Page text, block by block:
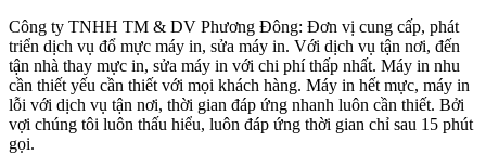
Công ty TNHH TM & DV Phương Đông: Đơn vị cung cấp, phát
triển dịch vụ đổ mực máy in, sửa máy in. Với dịch vụ tận nơi, đến
tận nhà thay mực in, sửa máy in với chi phí thấp nhất. Máy in nhu
cần thiết yếu cần thiết với mọi khách hàng. Máy in hết mực, máy in
lỗi với dịch vụ tận nơi, thời gian đáp ứng nhanh luôn cần thiết. Bởi
vợi chúng tôi luôn thấu hiểu, luôn đáp ứng thời gian chỉ sau 15 phút
gọi.